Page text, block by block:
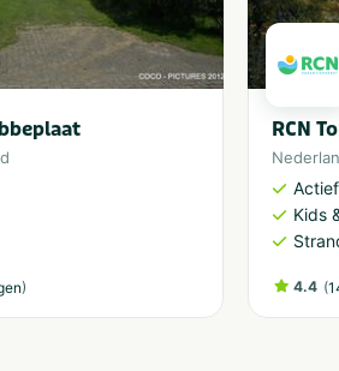
)
RCN
Kids
4.4 (